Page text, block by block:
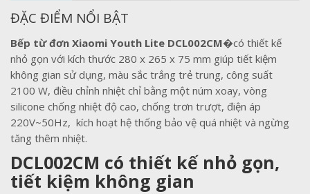
ĐẶC ĐIỂM NỔI BẬT
Bếp từ đơn Xiaomi Youth Lite DCL002CM�có thiết kế
nhỏ gọn với kích thước 280 x 265 x 75 mm giúp tiết kiệm
không gian sử dụng, màu sắc trắng trẻ trung, công suất
2100 W, điều chỉnh nhiệt chỉ bằng một núm xoay, vòng
silicone chống nhiệt độ cao, chống trơn trượt, điện áp
220V~50Hz, kích hoạt hệ thống bảo vệ quá nhiệt và ngừng
tăng thêm nhiệt.
DCL002CM có thiết kế nhỏ gọn,
tiết kiệm không gian